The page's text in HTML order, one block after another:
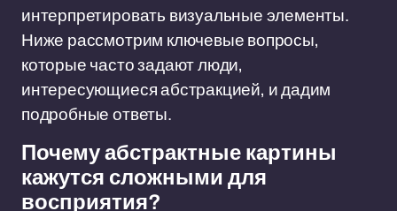
интерпретировать визуальные элементы.
Ниже рассмотрим ключевые вопросы,
которые часто задают люди,
интересующиеся абстракцией, и дадим
подробные ответы.
Почему абстрактные картины
кажутся сложными для
восприятия?